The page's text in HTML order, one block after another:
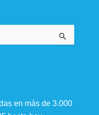
en más de 3.000